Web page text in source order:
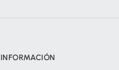
INFORMACIÓN